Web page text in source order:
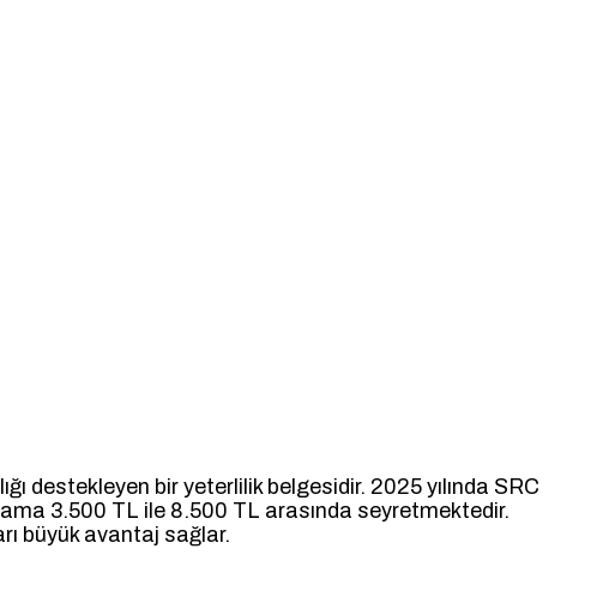
destekleyen bir yeterlilik belgesidir. 2025 yılında SRC
3.500 TL ile 8.500 TL arasında seyretmektedir.
büyük avantaj sağlar.